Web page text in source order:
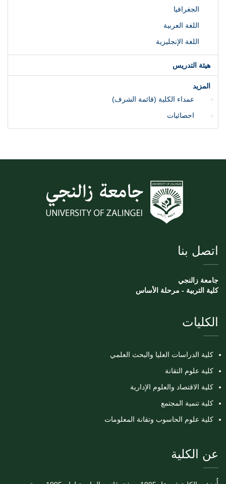
الجغرافيا
اللغة العربية
اللغة الإنجليزية
هيئة التدريس
المزيد
عمداء الكلية (قائمة الشرف)
احصائيات
اتصل بنا
جامعة زالنجي
كلية التربية - مرحلة الأساس
الكليات
كلية الدراسات العليا والبحث العلمي
كلية علوم التقانة
كلية الاقتصاد والعلوم الإدارية
كلية تنمية المجتمع
كلية علوم الحاسوب وتقانة المعلومات
عن الكلية